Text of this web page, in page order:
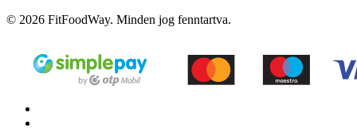
© 2026 FitFoodWay. Minden jog fenntartva.